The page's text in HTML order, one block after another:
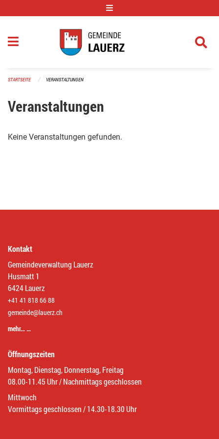
STARTSEITE VERANSTALTUNGEN
Veranstaltungen
Keine Veranstaltungen gefunden.
Kontakt
Gemeindeverwaltung Lauerz
Husmatt 1
6424 Lauerz
+41 41 818 66 88
gemeinde@lauerz.ch
mehr… …
Öffnungszeiten
Montag, Dienstag, Donnerstag, Freitag
08.00-11.45 Uhr / Nachmittags geschlossen
Mittwoch
Vormittags geschlossen / 14.30-18.30 Uhr